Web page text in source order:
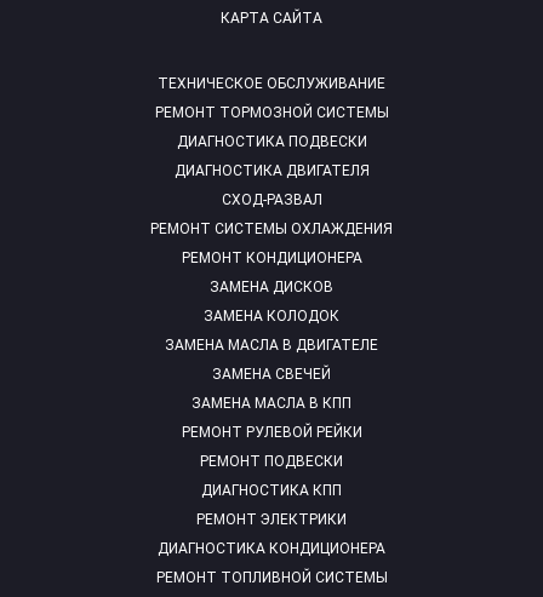
ТЕХНИЧЕСКОЕ ОБСЛУЖИВАНИЕ
РЕМОНТ ТОРМОЗНОЙ СИСТЕМЫ
ДИАГНОСТИКА ПОДВЕСКИ
ДИАГНОСТИКА ДВИГАТЕЛЯ
СХОД-РАЗВАЛ
РЕМОНТ СИСТЕМЫ ОХЛАЖДЕНИЯ
РЕМОНТ КОНДИЦИОНЕРА
ЗАМЕНА ДИСКОВ
ЗАМЕНА КОЛОДОК
ЗАМЕНА МАСЛА В ДВИГАТЕЛЕ
ЗАМЕНА СВЕЧЕЙ
ЗАМЕНА МАСЛА В КПП
РЕМОНТ РУЛЕВОЙ РЕЙКИ
РЕМОНТ ПОДВЕСКИ
ДИАГНОСТИКА КПП
РЕМОНТ ЭЛЕКТРИКИ
ДИАГНОСТИКА КОНДИЦИОНЕРА
РЕМОНТ ТОПЛИВНОЙ СИСТЕМЫ
КАРТА САЙТА